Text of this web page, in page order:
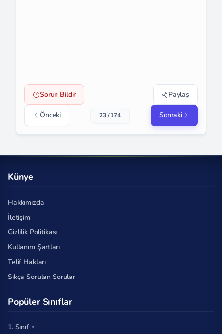
Sorun Bildir Paylaş
Önceki 23 / 174 Sonraki
Künye
Hakkımızda
İletişim
Gizlilik Politikası
Kullanım Şartları
Telif Hakları
Sıkça Sorulan Sorular
Popüler Sınıflar
1. Sınıf